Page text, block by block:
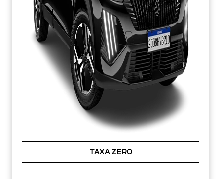
TAXA ZERO